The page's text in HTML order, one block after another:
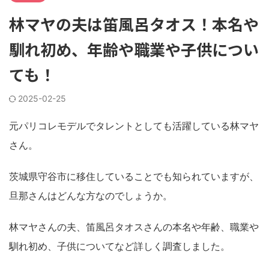
林マヤの夫は笛風呂タオス！本名や
馴れ初め、年齢や職業や子供につい
ても！
2025-02-25
元パリコレモデルでタレントとしても活躍している林マヤ
さん。
茨城県守谷市に移住していることでも知られていますが、
旦那さんはどんな方なのでしょうか。
林マヤさんの夫、笛風呂タオスさんの本名や年齢、職業や
馴れ初め、子供についてなど詳しく調査しました。